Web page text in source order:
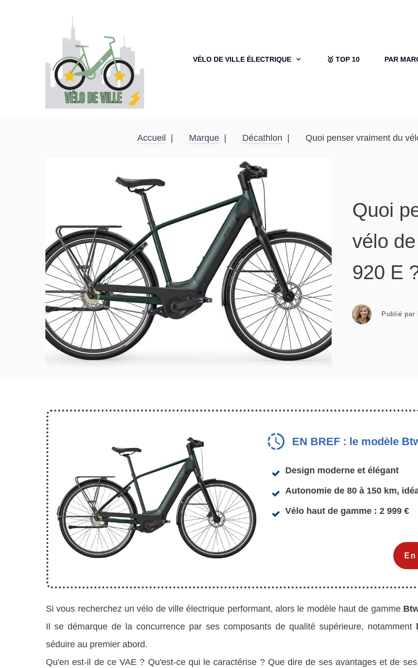
VÉLO DE VILLE ÉLECTRIQUE 🥇 TOP 10 PAR
Accueil Marque Décathlon Quoi penser vraiment du
Quoi
vélo
920 E
Publié par
EN BREF : le modèle
Design moderne et élégant
Autonomie de 80 à 150 km,
Vélo haut de gamme : 2 999 €
Si vous recherchez un vélo de ville électrique performant, alors le modèle haut de gamme
Il se démarque de la concurrence par ses composants de qualité supérieure, notamment
séduire au premier abord.
Qu'en est-il de ce VAE ? Qu'est-ce qui le caractérise ? Que dire de ses avantages et de